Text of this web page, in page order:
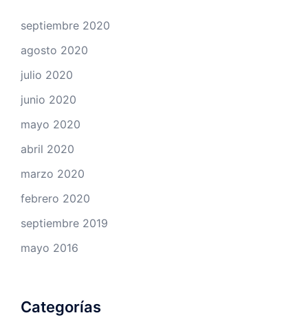
septiembre 2020
agosto 2020
julio 2020
junio 2020
mayo 2020
abril 2020
marzo 2020
febrero 2020
septiembre 2019
mayo 2016
Categorías